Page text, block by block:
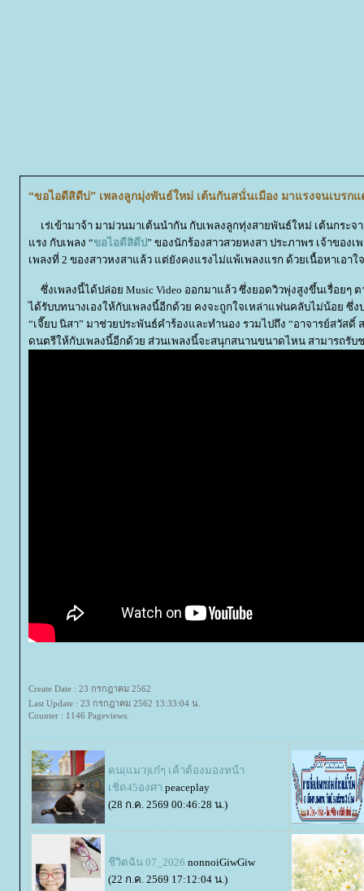
“ขอไอดีสิดีบ่” เพลงลูกมุ่งพันธ์ใหม่ เต้นกันสนั่นเมือง มาแรงจนเบรกแ
เร่เข้ามาจ้า มาม่วนมาเต้นนำกัน กับเพลงลูกทุ่งสายพันธ์ใหม่ เต้นกระจ
รง กับเพลง “ขอไอดีสิดีบ่” ของนักร้องสาวสวยหงสา ประภาพร เจ้าของเ
เพลงที่ 2 ของสาวหงสาแล้ว แต่ยังคงแรงไม่แพ้เพลงแรก ด้วยเนื้อหาเอา
ซึ่งเพลงนี้ได้ปล่อย Music Video ออกมาแล้ว ซึ่งยอดวิวพุ่งสูงขึ้นเรื่อยๆ
ได้รับบทนางเองให้กับเพลงนี้อีกด้วย คงจะถูกใจเหล่าแฟนคลับไม่น้อย ซึ่
“เจี๊ยบ นิสา” มาช่วยประพันธ์คำร้องและทำนอง รวมไปถึง “อาจารย์สวัสดิ์
ดนตรีให้กับเพลงนี้อีกด้วย ส่วนเพลงนี้จะสนุกสนานขนาดไหน สามารถรับ
Create Date : 23 กรกฎาคม 2562
Last Update : 23 กรกฎาคม 2562 13:33:04 น.
Counter : 1146 Pageviews.
คน(แมว)เก๋ๆ เค้าต้องมองหน้า
เชิ่ด45องศา peaceplay
(28 ก.ค. 2569 00:46:28 น.)
ชีวิตฉัน 07_2026 nonnoiGiwGiw
(22 ก.ค. 2569 17:12:04 น.)